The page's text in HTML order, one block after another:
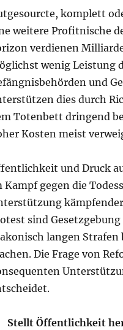
komplett
weitere Profitnische
verdienen
wenig Leistung
und
dies durch
Totenbett dringend
Kosten meist
und Druck
Kampf gegen die
sind
langen Strafen
Die Frage von
Stellt Öffentlichkeit